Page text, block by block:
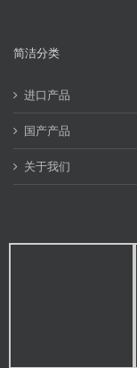
简洁分类
进口产品
国产产品
关于我们